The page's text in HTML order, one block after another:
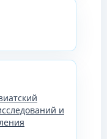
и